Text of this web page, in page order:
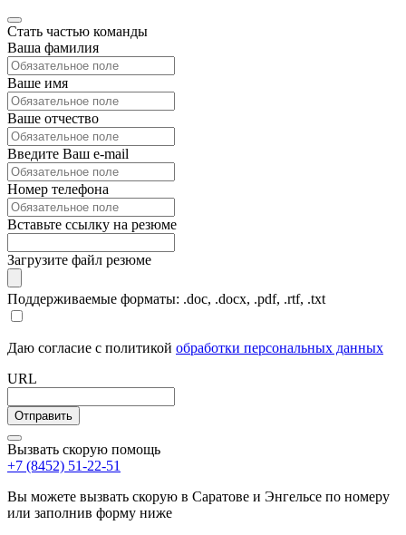
Стать частью команды
Ваша фамилия
Ваше имя
Ваше отчество
Введите Ваш e-mail
Номер телефона
Вставьте ссылку на резюме
Загрузите файл резюме
Поддерживаемые форматы: .doc, .docx, .pdf, .rtf, .txt
Даю согласие с политикой обработки персональных данных
URL
Вызвать скорую помощь
+7 (8452) 51-22-51
Вы можете вызвать скорую в Саратове и Энгельсе по номеру
или заполнив форму ниже